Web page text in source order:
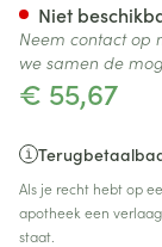
€ 55,67
Als je recht hebt op
apotheek een
staat.
Niet
Neem contact op
we samen de